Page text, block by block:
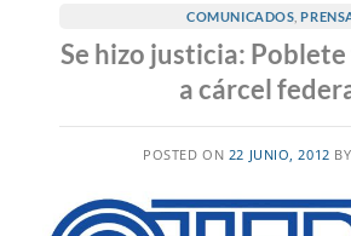
COMUNICADOS ,
Se hizo justicia:
a cárcel
POSTED ON 22 JUNIO, 2012 BY